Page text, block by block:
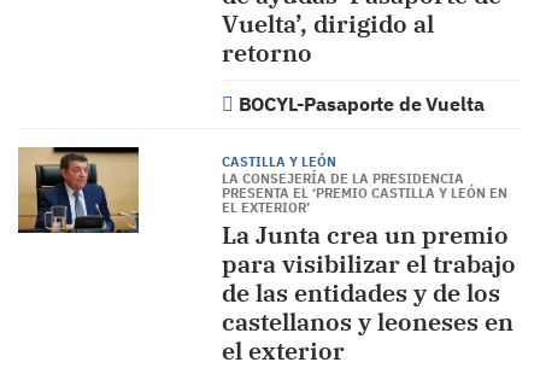
Vuelta’, dirigido al
retorno
BOCYL-Pasaporte de Vuelta
CASTILLA Y LEÓN
LA CONSEJERÍA DE LA PRESIDENCIA
PRESENTA EL ‘PREMIO CASTILLA Y LEÓN EN
EL EXTERIOR’
La Junta crea un premio
para visibilizar el trabajo
de las entidades y de los
castellanos y leoneses en
el exterior